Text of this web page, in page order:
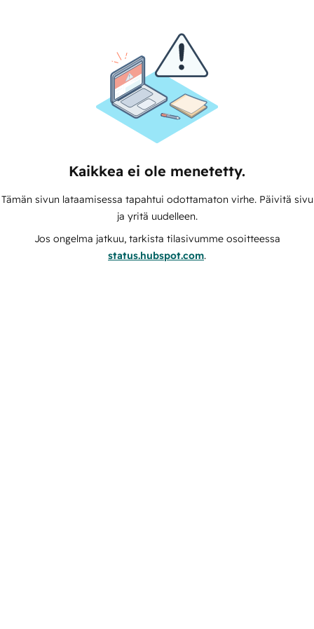
Kaikkea ei ole menetetty.
Tämän sivun lataamisessa tapahtui odottamaton virhe. Päivitä sivu
ja yritä uudelleen.
Jos ongelma jatkuu, tarkista tilasivumme osoitteessa
status.hubspot.com.